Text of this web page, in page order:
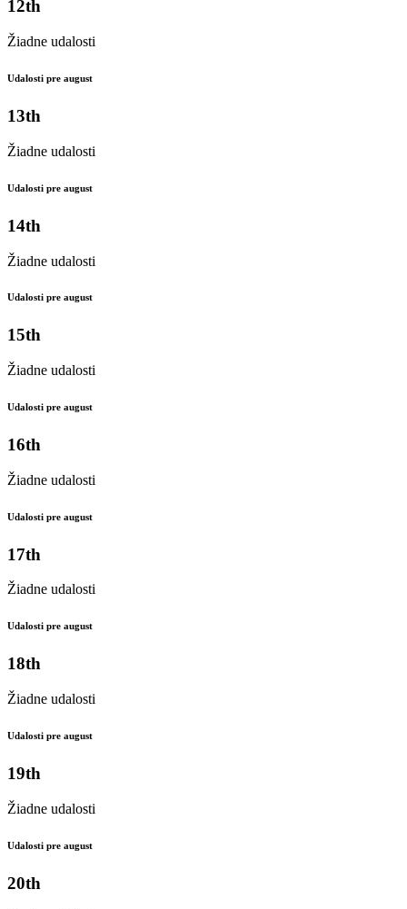
12th
Žiadne udalosti
Udalosti pre august
13th
Žiadne udalosti
Udalosti pre august
14th
Žiadne udalosti
Udalosti pre august
15th
Žiadne udalosti
Udalosti pre august
16th
Žiadne udalosti
Udalosti pre august
17th
Žiadne udalosti
Udalosti pre august
18th
Žiadne udalosti
Udalosti pre august
19th
Žiadne udalosti
Udalosti pre august
20th